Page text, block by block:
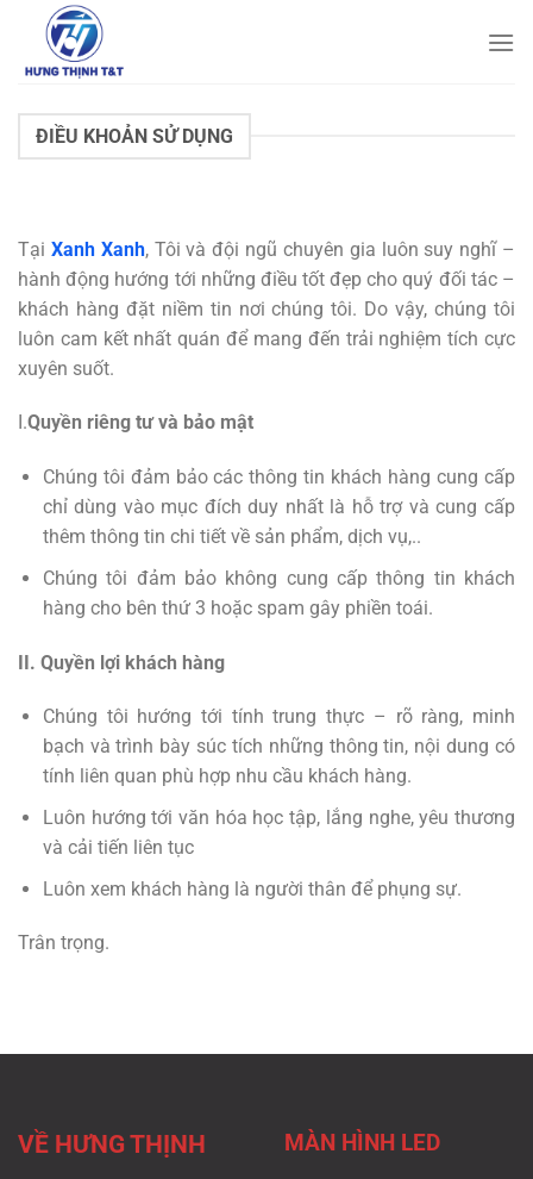
ĐIỀU KHOẢN SỬ DỤNG
Tại Xanh Xanh, Tôi và đội ngũ chuyên gia luôn suy nghĩ –
hành động hướng tới những điều tốt đẹp cho quý đối tác –
khách hàng đặt niềm tin nơi chúng tôi. Do vậy, chúng tôi
luôn cam kết nhất quán để mang đến trải nghiệm tích cực
xuyên suốt.
I.Quyền riêng tư và bảo mật
Chúng tôi đảm bảo các thông tin khách hàng cung cấp
chỉ dùng vào mục đích duy nhất là hỗ trợ và cung cấp
thêm thông tin chi tiết về sản phẩm, dịch vụ,..
Chúng tôi đảm bảo không cung cấp thông tin khách
hàng cho bên thứ 3 hoặc spam gây phiền toái.
II. Quyền lợi khách hàng
Chúng tôi hướng tới tính trung thực – rõ ràng, minh
bạch và trình bày súc tích những thông tin, nội dung có
tính liên quan phù hợp nhu cầu khách hàng.
Luôn hướng tới văn hóa học tập, lắng nghe, yêu thương
và cải tiến liên tục
Luôn xem khách hàng là người thân để phụng sự.
Trân trọng.
VỀ HƯNG THỊNH MÀN HÌNH LED